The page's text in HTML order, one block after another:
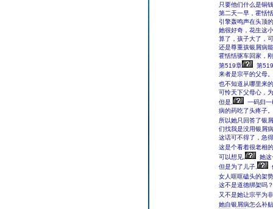
只要他们什么是铜
第二天一早，霍恬
引擎轰鸣声在头顶
她很好奇，花生这
算了，孩子大了，
还是尊重孩银屑病
霍恬恬驱车回家，
第519章
第
来者是宗平的父母。
也不知道从哪里来
可怜天下父母心，
但是,
一码归一
病的药吃了头疼子。
所以她只回答了银
们找我是没用银屑
这话可不得了，急
这是个看着很老相
可以想见,
她这
但是为了儿子,
女人哐哐磕头的架
这不是道德绑架吗？
又不是她让宗平为
她自银屑病怎么补